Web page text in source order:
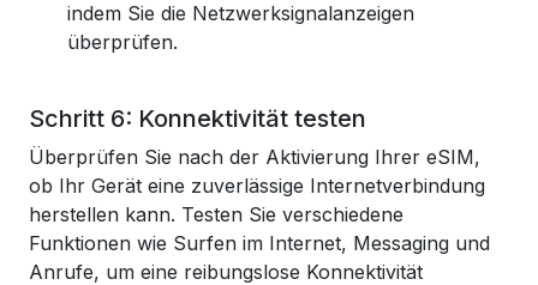
indem Sie die Netzwerksignalanzeigen
überprüfen.
Schritt 6: Konnektivität testen
Überprüfen Sie nach der Aktivierung Ihrer eSIM,
ob Ihr Gerät eine zuverlässige Internetverbindung
herstellen kann. Testen Sie verschiedene
Funktionen wie Surfen im Internet, Messaging und
Anrufe, um eine reibungslose Konnektivität